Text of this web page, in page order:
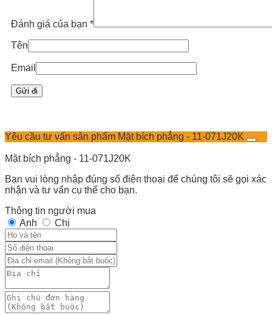
Đánh giá của bạn *
Tên
Email
Yêu cầu tư vấn sản phẩm Mặt bích phẳng - 11-071J20K
Mặt bích phẳng - 11-071J20K
Bạn vui lòng nhập đúng số điện thoại để chúng tôi sẽ gọi xác
nhận và tư vấn cụ thể cho bạn.
Thông tin người mua
Anh
Chị